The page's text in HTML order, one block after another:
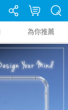
為你推薦